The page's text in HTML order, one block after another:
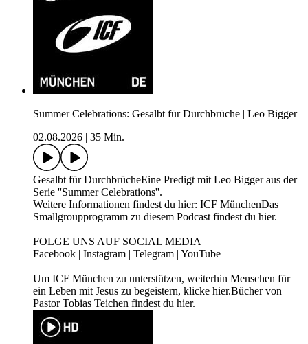
Summer Celebrations: Gesalbt für Durchbrüche | Leo Bigger
02.08.2026
35 Min.
Gesalbt für DurchbrücheEine Predigt mit Leo Bigger aus der
Serie ''Summer Celebrations''.
Weitere Informationen findest du hier: ICF MünchenDas
Smallgroupprogramm zu diesem Podcast findest du hier.
FOLGE UNS AUF SOCIAL MEDIA
⁠Facebook⁠ | ⁠Instagram⁠ | ⁠Telegram⁠ | ⁠YouTube⁠
Um ICF München zu unterstützen, weiterhin Menschen für
ein Leben mit Jesus zu begeistern, klicke ⁠hier.⁠Bücher von
Pastor Tobias Teichen findest du ⁠hier⁠.